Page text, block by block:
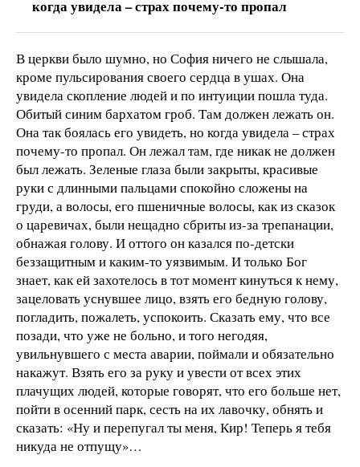
когда увидела – страх почему-то пропал
В церкви было шумно, но София ничего не слышала,
кроме пульсирования своего сердца в ушах. Она
увидела скопление людей и по интуиции пошла туда.
Обитый синим бархатом гроб. Там должен лежать он.
Она так боялась его увидеть, но когда увидела – страх
почему-то пропал. Он лежал там, где никак не должен
был лежать. Зеленые глаза были закрыты, красивые
руки с длинными пальцами спокойно сложены на
груди, а волосы, его пшеничные волосы, как из сказок
о царевичах, были нещадно сбриты из-за трепанации,
обнажая голову. И оттого он казался по-детски
беззащитным и каким-то уязвимым. И только Бог
знает, как ей захотелось в тот момент кинуться к нему,
зацеловать уснувшее лицо, взять его бедную голову,
погладить, пожалеть, успокоить. Сказать ему, что все
позади, что уже не больно, и того негодяя,
увильнувшего с места аварии, поймали и обязательно
накажут. Взять его за руку и увести от всех этих
плачущих людей, которые говорят, что его больше нет,
пойти в осенний парк, сесть на их лавочку, обнять и
сказать: «Ну и перепугал ты меня, Кир! Теперь я тебя
никуда не отпущу»…